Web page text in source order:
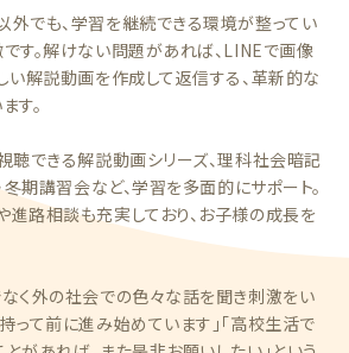
でも、学習を継続できる環境が整ってい
す。解けない問題があれば、LINEで画像
い解説動画を作成して返信する、革新的な
す。
聴できる解説動画シリーズ、理科社会暗記
冬期講習会など、学習を多面的にサポート。
路相談も充実しており、お子様の成長を
く外の社会での色々な話を聞き刺激をい
って前に進み始めています」「高校生活で